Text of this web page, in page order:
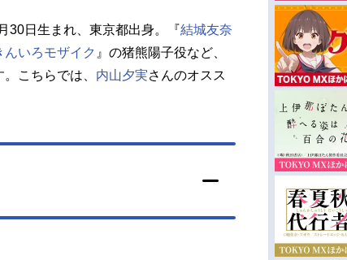
30日生まれ、東京都出身。『結城友奈
んいろモザイク 』の猪熊陽子役など、
こちらでは、 内山夕実さんのオスス